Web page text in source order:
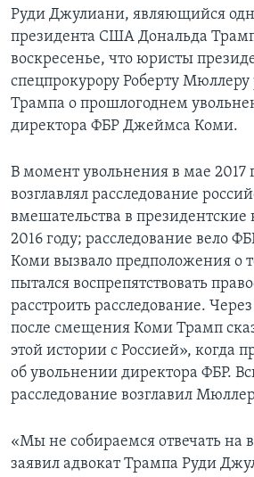
Руди Джулиани, являющийся
президента США Дональда
воскресенье, что юристы
спецпрокурору Роберту
Трампа о прошлогоднем
директора ФБР Джеймса Коми.
В момент увольнения в мае 2017
возглавлял расследование
вмешательства в
2016 году; расследование вело
Коми вызвало предположения о
пытался воспрепятствовать
расстроить расследование.
после смещения Коми Трамп
этой истории с Россией», когда
об увольнении директора ФБР.
расследование возглавил
«Мы не собираемся отвечать на
заявил адвокат Трампа Руди